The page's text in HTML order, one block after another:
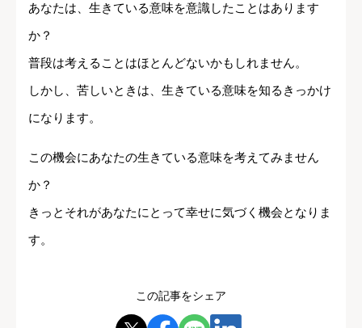
あなたは、生きている意味を意識したことはあります
か？
普段は考えることはほとんどないかもしれません。
しかし、苦しいときは、生きている意味を知るきっかけ
になります。
この機会にあなたの生きている意味を考えてみません
か？
きっとそれがあなたにとって幸せに気づく機会となりま
す。
この記事をシェア